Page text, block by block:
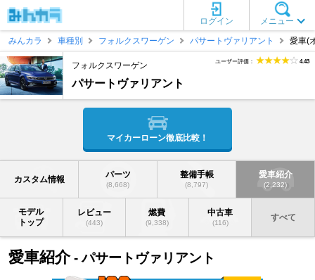
メニュー
ログイン
みんカラ
車種別 フォルクスワーゲン パサートヴァリアント 愛車(
フォルクスワーゲン
パサートヴァリアント
ユーザー評価： 4.43
マイカーローン徹底比較！
カスタム情報 パーツ
(8,668)
整備手帳
(8,797)
愛車紹介
(2,232)
モデル
トップ
レビュー
(443)
燃費
(9,338)
中古車
(116)
すべて
愛車紹介- パサートヴァリアント